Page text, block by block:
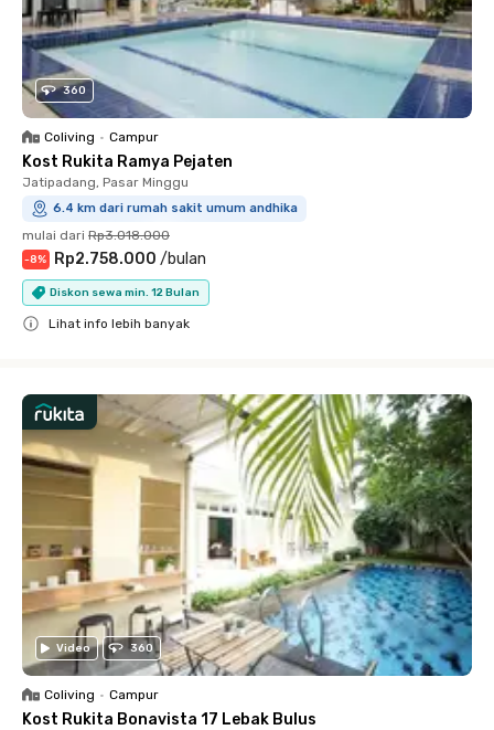
360
Coliving • Campur
Kost Rukita Ramya Pejaten
Jatipadang, Pasar Minggu
6.4 km dari rumah sakit umum andhika
mulai dari Rp3.018.000
-8% Rp2.758.000 /bulan
Diskon sewa min. 12 Bulan
Lihat info lebih banyak
Video 360
Coliving • Campur
Kost Rukita Bonavista 17 Lebak Bulus